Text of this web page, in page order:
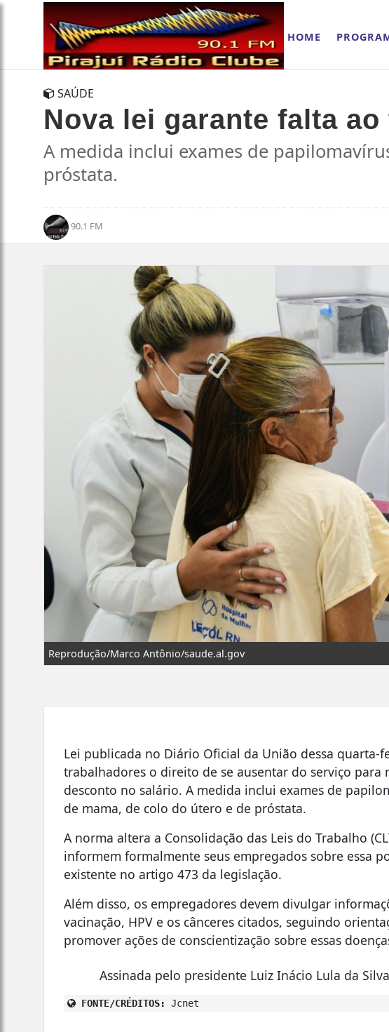
HOME
SAÚDE
Nova lei garante falta
A medida inclui exames de
próstata.
90.1 FM
Reprodução/Marco Antônio/saude.al.gov
Lei publicada no Diário Oficial da União dessa quarta-
trabalhadores o direito de se ausentar do serviço para
desconto no salário. A medida inclui exames de
de mama, de colo do útero e de próstata.
A norma altera a Consolidação das Leis do Trabalho
informem formalmente seus empregados sobre essa
existente no artigo 473 da legislação.
Além disso, os empregadores devem divulgar
vacinação, HPV e os cânceres citados, seguindo
promover ações de conscientização sobre essas
Assinada pelo presidente Luiz Inácio Lula da
FONTE/CRÉDITOS: Jcnet